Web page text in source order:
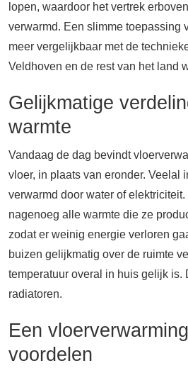
lopen, waardoor het vertrek
verwarmd. Een slimme toepassing
meer vergelijkbaar met de
Veldhoven en de rest van het land
Gelijkmatige
warmte
Vandaag de dag bevindt
vloer, in plaats van eronder. Veelal
verwarmd door water of
nagenoeg alle warmte die ze
zodat er weinig energie verloren
buizen gelijkmatig over de ruimte
temperatuur overal in huis gelijk is.
radiatoren.
Een
voordelen